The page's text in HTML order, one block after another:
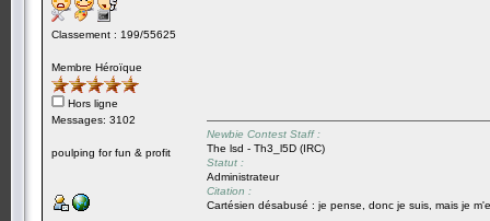
Classement : 199/55625
Membre Héroïque
Hors ligne
Messages: 3102
poulping for fun & profit
Newbie Contest Staff :
The lsd - Th3_l5D (IRC)
Statut :
Administrateur
Citation :
Cartésien désabusé : je pense, donc je suis, mais je